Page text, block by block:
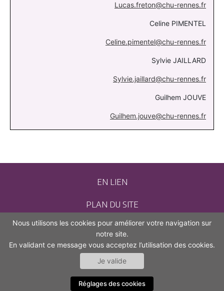
Lucas.freton@chu-rennes.fr
Celine PIMENTEL
Celine.pimentel@chu-rennes.fr
Sylvie JAILLARD
Sylvie.jaillard@chu-rennes.fr
Guilhem JOUVE
Guilhem.jouve@chu-rennes.fr
EN LIEN
PLAN DU SITE
CONTACT
MENTIONS LÉGALES
ACCESSIBILITÉ (NON CONFORME)
Nous utilisons les cookies pour améliorer votre navigation sur
notre site.
En validant ce message vous acceptez l’utilisation des cookies.
Je valide
Réglages des cookies